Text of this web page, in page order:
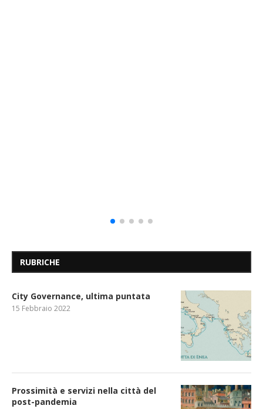
RUBRICHE
City Governance, ultima puntata
15 Febbraio 2022
Prossimità e servizi nella città del
post-pandemia